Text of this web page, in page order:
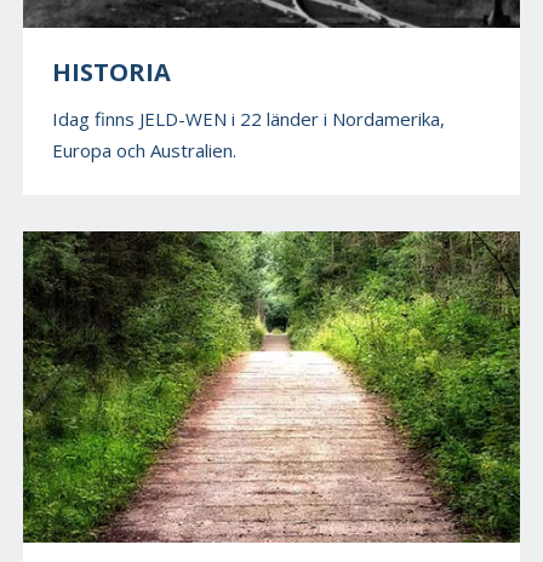
HISTORIA
Idag finns JELD-WEN i 22 länder i Nordamerika,
Europa och Australien.